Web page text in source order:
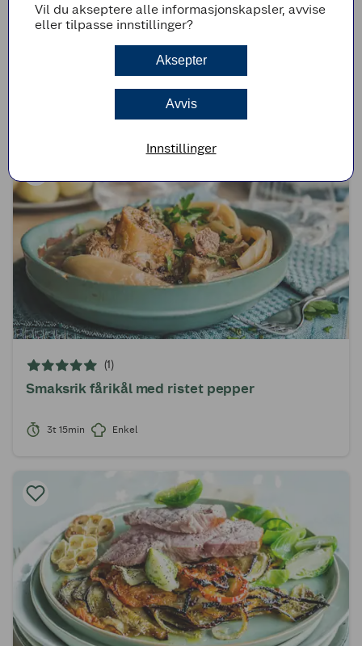
(0)
Krydderstekte skiver av lammesadel
(1)
Smaksrik fårikål med ristet pepper
3t 15min Enkel
Vil du akseptere alle informasjonskapsler, avvise
eller tilpasse innstillinger?
Aksepter
Avvis
Innstillinger